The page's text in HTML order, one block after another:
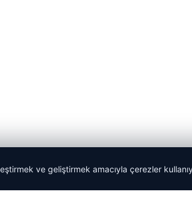
ve geliştirmek amacıyla çerezler